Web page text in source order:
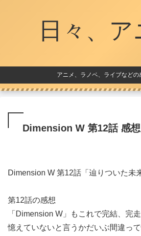
日々、ア
アニメ、ラノベ、ライブなどの
Dimension W 第12話 感想
Dimension W 第12話「辿りついた未
第12話の感想
「Dimension W」もこれで完結、完走
憶えていないと言うかだいぶ間違って